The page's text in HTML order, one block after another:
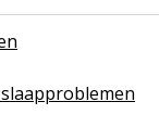
3.1
3.2 Preventie